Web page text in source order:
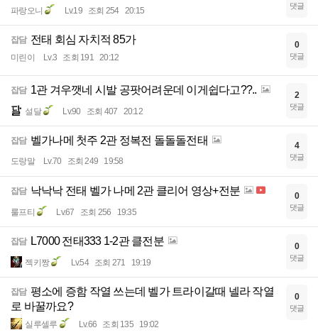
파랑오니 Lv.19 조회 254 20:15 댓글
잡담 전태 회심 자치적 85가
미린이 Lv.3 조회 191 20:12
0
댓글
잡담 1관 겨우깻네 시발 공팟어려운데 이게쉽다고??..
설달 Lv.90 조회 407 20:12
2
댓글
잡담 벨가나메 첫주 2관 정복전 돌돌돌전태
도랑말 Lv.70 조회 249 19:58
4
댓글
잡담 낙낙낙 전태 벨가 나메 2관 클리어 영상+전분
룰프티 Lv.67 조회 256 19:35
0
댓글
잡담 L7000 전태333 1-2관 클전분
젝키짱 Lv.54 조회 271 19:19
0
댓글
잡담 평소에 증함 작열 쓰는데 벨가 트라이갈때 넬라 작열
로 바꿀까요?
실루셀루 Lv.66 조회 135 19:02
0
댓글